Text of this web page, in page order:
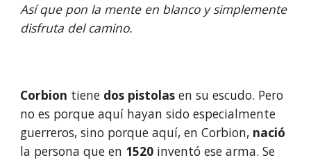
Así que pon la mente en blanco y simplemente
disfruta del camino.
Corbion tiene dos pistolas en su escudo. Pero
no es porque aquí hayan sido especialmente
guerreros, sino porque aquí, en Corbion, nació
la persona que en 1520 inventó ese arma. Se